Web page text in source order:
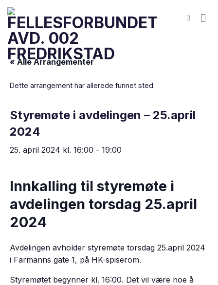
content
« Alle Arrangementer
Dette arrangement har allerede funnet sted.
Styremøte i avdelingen – 25.april
2024
25. april 2024 kl. 16:00 - 19:00
Innkalling til styremøte i
avdelingen torsdag 25.april
2024
Avdelingen avholder styremøte torsdag 25.april 2024
i Farmanns gate 1, på HK-spiserom.
Styremøtet begynner kl. 16:00. Det vil være noe å